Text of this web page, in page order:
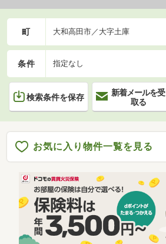
町 大和高田市／大字土庫
条件 指定なし
検索条件を保存
新着メールを受
取る
お気に入り物件一覧を見る